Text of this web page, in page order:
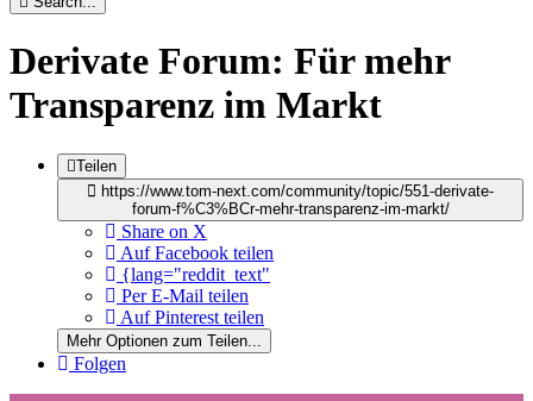
Derivate Forum: Für mehr
Transparenz im Markt
Teilen
https://www.tom-next.com/community/topic/551-derivate-
forum-f%C3%BCr-mehr-transparenz-im-markt/
Share on X
Auf Facebook teilen
{lang="reddit_text"
Per E-Mail teilen
Auf Pinterest teilen
Mehr Optionen zum Teilen...
Folgen